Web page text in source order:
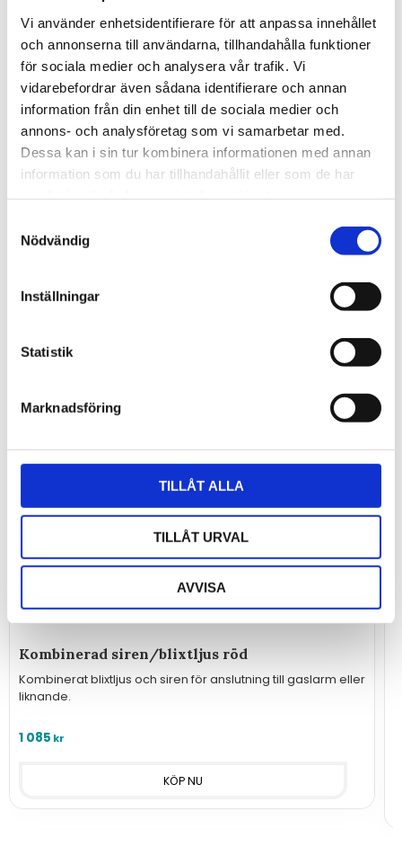
Vi använder enhetsidentifierare för att anpassa innehållet
och annonserna till användarna, tillhandahålla funktioner
för sociala medier och analysera vår trafik. Vi
vidarebefordrar även sådana identifierare och annan
information från din enhet till de sociala medier och
annons- och analysföretag som vi samarbetar med.
Dessa kan i sin tur kombinera informationen med annan
information som du har tillhandahållit eller som de har
Nödvändig
Inställningar
Statistik
Marknadsföring
TILLÅT ALLA
TILLÅT URVAL
AVVISA
Bli den första att lämna ett omdöme.
Kombinerad siren/blixtljus röd
Kombinerat blixtljus och siren för anslutning till gaslarm eller
liknande.
1 085 kr